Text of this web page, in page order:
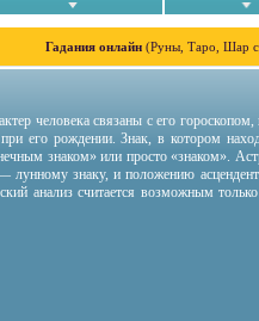
Гадания онлайн (Руны, Таро, Шар
человека связаны с его
при его рождении. Знак, в котором
знаком» или просто «знаком».
знаку, и положению
анализ считается возможным